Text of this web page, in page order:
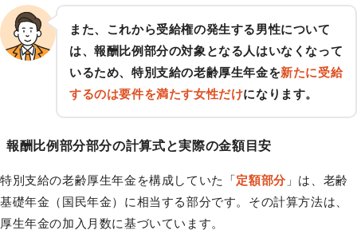
また、これから受給権の発生する男性について
は、報酬比例部分の対象となる人はいなくなって
いるため、特別支給の老齢厚生年金を新たに受給
するのは要件を満たす女性だけになります。
報酬比例部分部分の計算式と実際の金額目安
特別支給の老齢厚生年金を構成していた「定額部分」は、老齢
基礎年金（国民年金）に相当する部分です。その計算方法は、
厚生年金の加入月数に基づいています。